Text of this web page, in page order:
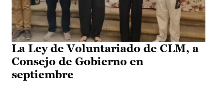
La Ley de Voluntariado de CLM, a
Consejo de Gobierno en
septiembre